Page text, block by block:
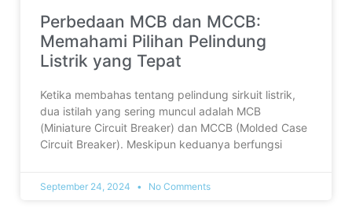
Perbedaan MCB dan MCCB:
Memahami Pilihan Pelindung
Listrik yang Tepat
Ketika membahas tentang pelindung sirkuit listrik,
dua istilah yang sering muncul adalah MCB
(Miniature Circuit Breaker) dan MCCB (Molded Case
Circuit Breaker). Meskipun keduanya berfungsi
September 24, 2024 No Comments